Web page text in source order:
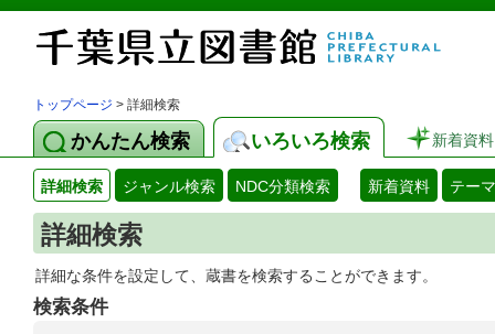
トップページ > 詳細検索
かんたん検索 いろいろ検索 新着資料
詳細検索 ジャンル検索 NDC分類検索 新着資料 テー
詳細検索
詳細な条件を設定して、蔵書を検索することができます。
検索条件